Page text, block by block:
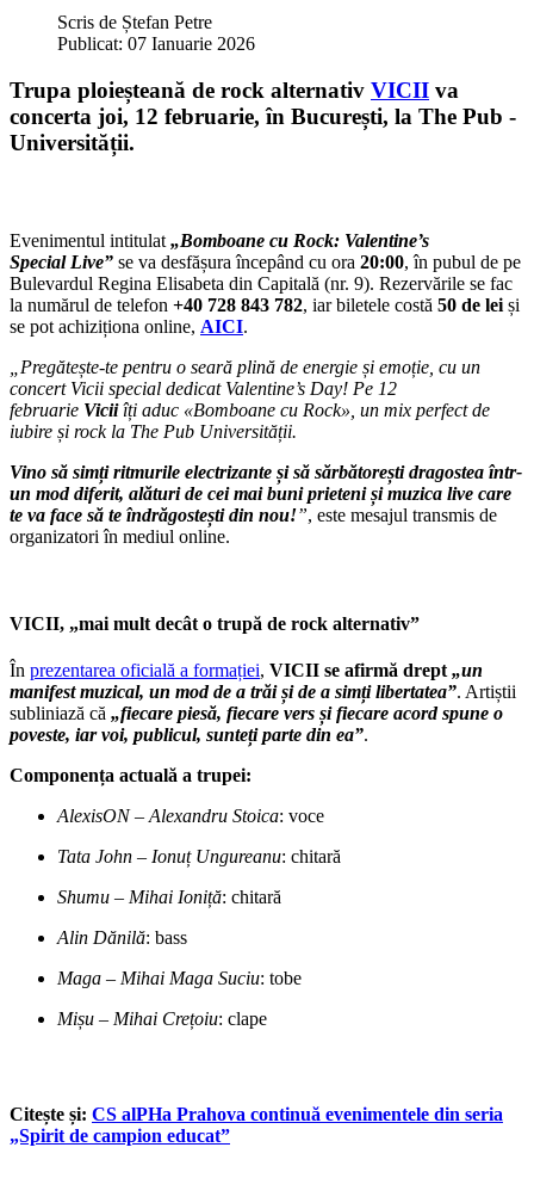
Scris de Ștefan Petre
Publicat: 07 Ianuarie 2026
Trupa ploieșteană de rock alternativ VICII va
concerta joi, 12 februarie, în București, la The Pub -
Universității.
Evenimentul intitulat „Bomboane cu Rock: Valentine’s
Special Live” se va desfășura începând cu ora 20:00, în pubul de pe
Bulevardul Regina Elisabeta din Capitală (nr. 9). Rezervările se fac
la numărul de telefon +40 728 843 782, iar biletele costă 50 de lei și
se pot achiziționa online, AICI.
„Pregătește-te pentru o seară plină de energie și emoție, cu un
concert Vicii special dedicat Valentine’s Day! Pe 12
februarie Viciiîți aduc «Bomboane cu Rock», un mix perfect de
iubire și rock la The Pub Universității.
Vino să simți ritmurile electrizante și să sărbătorești dragostea într-
un mod diferit, alături de cei mai buni prieteni și muzica live care
te va face să te îndrăgostești din nou!”, este mesajul transmis de
organizatori în mediul online.
VICII, „mai mult decât o trupă de rock alternativ”
În prezentarea oficială a formației, VICII se afirmă drept „un
manifest muzical, un mod de a trăi și de a simți libertatea”. Artiștii
subliniază că „fiecare piesă, fiecare vers și fiecare acord spune o
poveste, iar voi, publicul, sunteți parte din ea”.
Componența actuală a trupei:
AlexisON – Alexandru Stoica: voce
Tata John – Ionuț Ungureanu: chitară
Shumu – Mihai Ioniță: chitară
Alin Dănilă: bass
Maga – Mihai Maga Suciu: tobe
Mișu – Mihai Crețoiu: clape
Citește și: CS alPHa Prahova continuă evenimentele din seria
„Spirit de campion educat”